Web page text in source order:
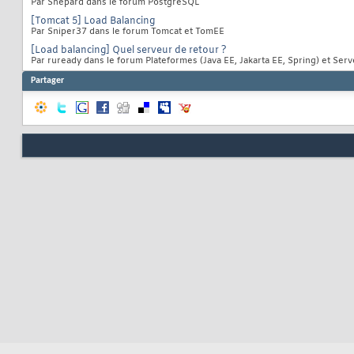
Par Shepard dans le forum PostgreSQL
[Tomcat 5] Load Balancing
Par Sniper37 dans le forum Tomcat et TomEE
[Load balancing] Quel serveur de retour ?
Par ruready dans le forum Plateformes (Java EE, Jakarta EE, Spring) et
Partager